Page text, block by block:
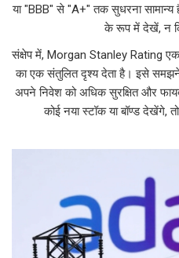
या "BBB" से "A+" तक सुधरना
के रूप में देखें, न
संक्षेप में, Morgan Stanley Rating एक
का एक संतुलित दृश्य देता है। इसे
अपने निवेश को अधिक सुरक्षित और
कोई नया स्टॉक या बॉण्ड देखेंगे,